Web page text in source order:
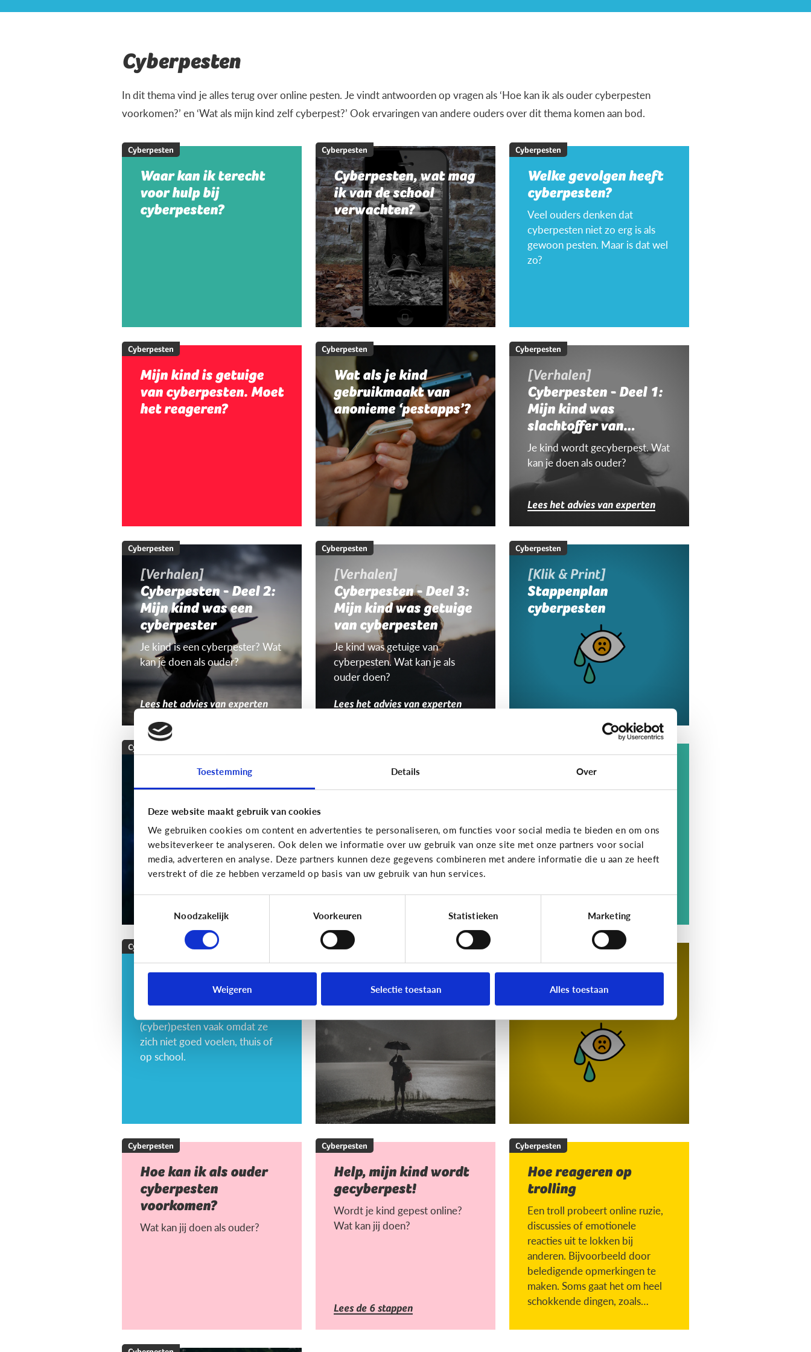
Toestemming Details Over
Deze website maakt gebruik van cookies
We gebruiken cookies om content en advertenties te personaliseren, om functies voor social media te bieden en om ons
websiteverkeer te analyseren. Ook delen we informatie over uw gebruik van onze site met onze partners voor social
media, adverteren en analyse. Deze partners kunnen deze gegevens combineren met andere informatie die u aan ze heeft
verstrekt of die ze hebben verzameld op basis van uw gebruik van hun services.
Noodzakelijk
Voorkeuren Statistieken Marketing
Weigeren Selectie toestaan Alles toestaan
Cyberpesten
In dit thema vind je alles terug over online pesten. Je vindt antwoorden op vragen als ‘Hoe kan ik als ouder cyberpesten
voorkomen?’ en ‘Wat als mijn kind zelf cyberpest?’ Ook ervaringen van andere ouders over dit thema komen aan bod.
Cyberpesten
Waar kan ik terecht
voor hulp bij
cyberpesten?
Cyberpesten
Cyberpesten, wat mag
ik van de school
verwachten?
Cyberpesten
Welke gevolgen heeft
cyberpesten?
Veel ouders denken dat
cyberpesten niet zo erg is als
gewoon pesten. Maar is dat wel
zo?
Cyberpesten
Mijn kind is getuige
van cyberpesten. Moet
het reageren?
Cyberpesten
Wat als je kind
gebruikmaakt van
anonieme ‘pestapps’?
Cyberpesten
[Verhalen]
Cyberpesten - Deel 1:
Mijn kind was
slachtoffer van
cyberpesten
Je kind wordt gecyberpest. Wat
kan je doen als ouder?
Lees het advies van experten
Cyberpesten
[Verhalen]
Cyberpesten - Deel 2:
Mijn kind was een
cyberpester
Je kind is een cyberpester? Wat
kan je doen als ouder?
Lees het advies van experten
Cyberpesten
[Verhalen]
Cyberpesten - Deel 3:
Mijn kind was getuige
van cyberpesten
Je kind was getuige van
cyberpesten. Wat kan je als
ouder doen?
Lees het advies van experten
Cyberpesten
[Klik & Print]
Stappenplan
cyberpesten
Cyberpesten
Welke tieners lopen
een groter risico op
cyberpesten?
Zijn het dezelfde
kinderen die
gewoon pesten?
Wat is cyberpesten?
Niet elke negatieve actie van
cyberpesten. Er is pas sprake
van pesten als negatief gedrag
drie kenmerken heeft ...
Cyberpesten
Wat als … mijn kind
zelf cyberpest?
(cyber)pesten vaak omdat ze
zich niet goed voelen, thuis of
op school.
Cyberpesten
Hoe kan ik herkennen
dat mijn kind gepest
wordt?
5 tips voor als je kind
slachtoffer is van
cyberpesten
Cyberpesten
Hoe kan ik als ouder
cyberpesten
voorkomen?
Wat kan jij doen als ouder?
Cyberpesten
Help, mijn kind wordt
gecyberpest!
Wordt je kind gepest online?
Wat kan jij doen?
Lees de 6 stappen
Cyberpesten
Hoe reageren op
trolling
Een troll probeert online ruzie,
discussies of emotionele
reacties uit te lokken bij
anderen. Bijvoorbeeld door
beledigende opmerkingen te
maken. Soms gaat het om heel
schokkende dingen, zoals
gestorven is.